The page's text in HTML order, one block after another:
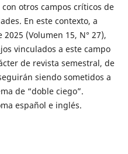
otros campos críticos de
En este contexto, a
(Volumen 15, N° 27),
vinculados a este campo
de revista semestral, de
siendo sometidos a
de “doble ciego”.
español e inglés.